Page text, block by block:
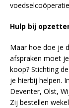
Hulp bij
Maar hoe doe je
afspraken moet
koop? Stichting
je hierbij helpen.
Deventer, Olst,
Zij bestellen